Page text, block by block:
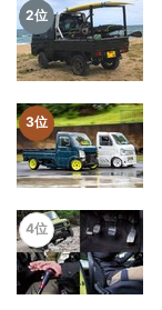
2位
3位
4位